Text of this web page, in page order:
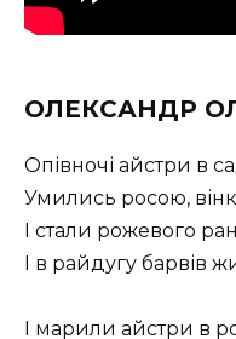
ОЛЕКСАНДР
Опівночі айстри в
Умились росою,
І стали рожевого
І в райдугу барвів
І марили айстри в